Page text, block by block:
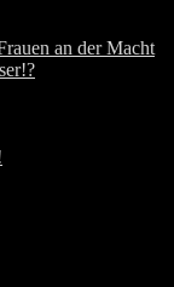
an der Macht